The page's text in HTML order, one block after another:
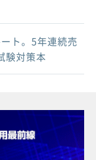
ト。5年連続売
験対策本